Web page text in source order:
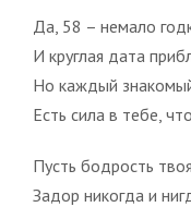
Да, 58 – немало
И круглая дата
Но каждый знакомый
Есть сила в тебе,
Пусть бодрость
Задор никогда и